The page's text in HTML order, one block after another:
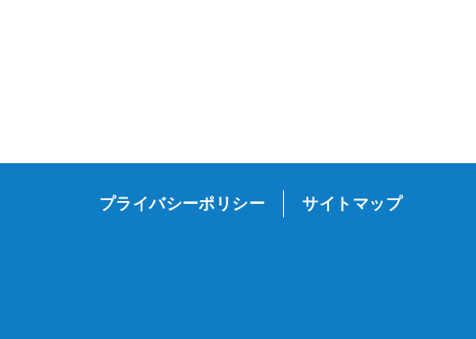
プライバシーポリシー サイトマップ